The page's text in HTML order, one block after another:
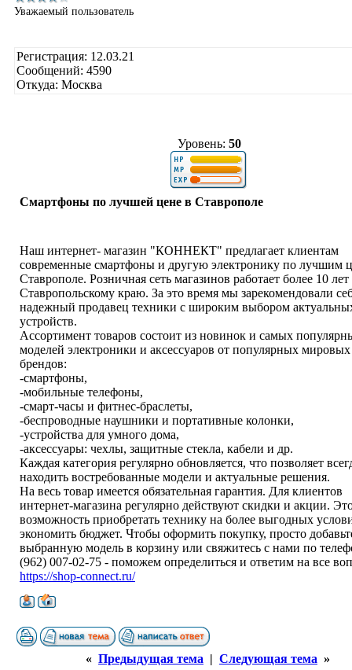
Уважаемый пользователь
Регистрация: 12.03.21
Сообщений: 4590
Откуда: Москва
Уровень: 50
Смартфоны по лучшей цене в Ставрополе
Наш интернет- магазин "КОННЕКТ" предлагает клиентам
современные смартфоны и другую электронику по лучшим
Ставрополе. Розничная сеть магазинов работает более 10
Ставропольскому краю. За это время мы зарекомендовали
надежный продавец техники с широким выбором
устройств.
Ассортимент товаров состоит из новинок и самых
моделей электроники и аксессуаров от популярных мировых
брендов:
-смартфоны,
-мобильные телефоны,
-смарт-часы и фитнес-браслеты,
-беспроводные наушники и портативные колонки,
-устройства для умного дома,
-аксессуары: чехлы, защитные стекла, кабели и др.
Каждая категория регулярно обновляется, что позволяет
находить востребованные модели и актуальные решения.
На весь товар имеется обязательная гарантия. Для клиентов
интернет-магазина регулярно действуют скидки и акции.
возможность приобретать технику на более выгодных
экономить бюджет. Чтобы оформить покупку, просто
выбранную модель в корзину или свяжитесь с нами по
(962) 007-02-75 - поможем определиться и ответим на все
https://shop-connect.ru/
« Предыдущая тема | Следующая тема »